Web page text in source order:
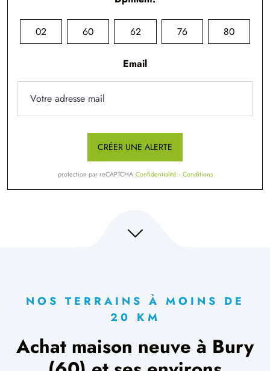
02 60 62 76 80
Email
CRÉER UNE ALERTE
protection par reCAPTCHA Confidentialité - Conditions
NOS TERRAINS À MOINS DE
20 KM
Achat maison neuve à Bury